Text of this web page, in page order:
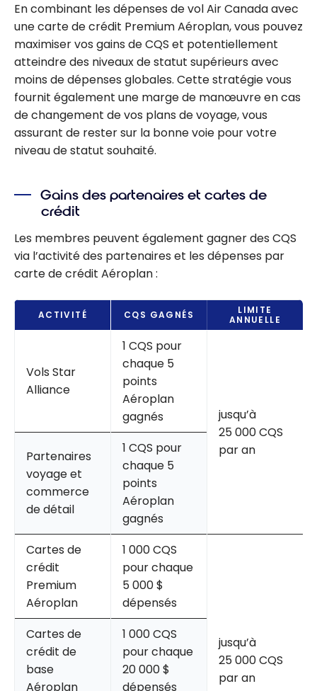
En combinant les dépenses de vol Air Canada avec
une carte de crédit Premium Aéroplan, vous pouvez
maximiser vos gains de CQS et potentiellement
atteindre des niveaux de statut supérieurs avec
moins de dépenses globales. Cette stratégie vous
fournit également une marge de manœuvre en cas
de changement de vos plans de voyage, vous
assurant de rester sur la bonne voie pour votre
niveau de statut souhaité.
Gains des partenaires et cartes de
crédit
Les membres peuvent également gagner des CQS
via l’activité des partenaires et les dépenses par
carte de crédit Aéroplan :
ACTIVITÉ CQS GAGNÉS
LIMITE
ANNUELLE
Vols Star
Alliance
1 CQS pour
chaque 5
points
Aéroplan
gagnés
jusqu’à
25 000 CQS
par an
Partenaires
voyage et
commerce
de détail
1 CQS pour
chaque 5
points
Aéroplan
gagnés
Cartes de
crédit
Premium
Aéroplan
1 000 CQS
pour chaque
5 000 $
dépensés
jusqu’à
25 000 CQS
par an
Cartes de
crédit de
base
Aéroplan
1 000 CQS
pour chaque
20 000 $
dépensés